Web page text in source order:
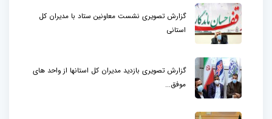
گزارش تصویری نشست معاونین ستاد با مدیران کل
استانی
گزارش تصویری بازدید مدیران کل استانها از واحد های
موفق...